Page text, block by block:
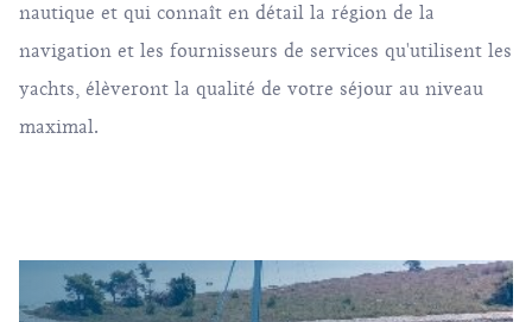
nautique et qui connaît en détail la région de la
navigation et les fournisseurs de services qu'utilisent les
yachts, élèveront la qualité de votre séjour au niveau
maximal.